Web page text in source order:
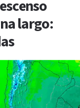
largo: